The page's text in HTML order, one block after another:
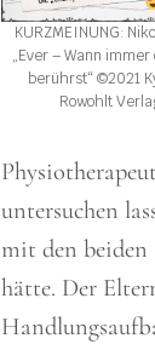
KURZMEINUNG:
„Ever – Wann
berührst“ ©2021
Rowohlt
untersuchen
mit den
hätte. Der